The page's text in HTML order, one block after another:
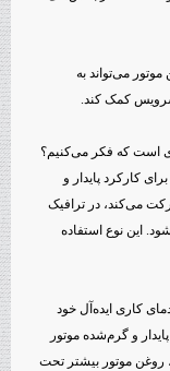
می‌تواند به
کمک کند.
است که فکر می‌کنیم؟
کارکرد پایدار و
می‌کند، در ترافیک
این نوع استفاده
کاری ایده‌آل خود
و گرم‌شده موتور
روغن موتور بیشتر تحت